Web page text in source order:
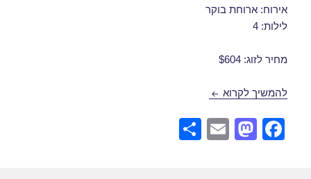
אירוח: ארוחת בוקר
לילות: 4
מחיר לזוג: $604
להמשיך לקרוא חבילות נופש לקוס באוקטובר 09/10/2016
F
M
E